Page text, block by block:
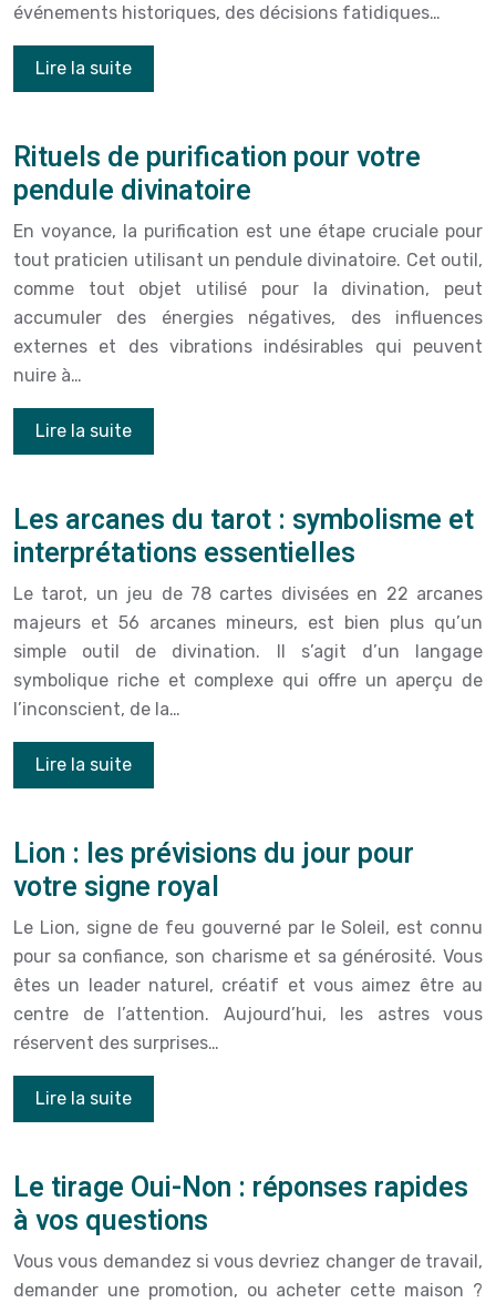
événements historiques, des décisions fatidiques…
Lire la suite
Rituels de purification pour votre
pendule divinatoire
En voyance, la purification est une étape cruciale pour
tout praticien utilisant un pendule divinatoire. Cet outil,
comme tout objet utilisé pour la divination, peut
accumuler des énergies négatives, des influences
externes et des vibrations indésirables qui peuvent
nuire à…
Lire la suite
Les arcanes du tarot : symbolisme et
interprétations essentielles
Le tarot, un jeu de 78 cartes divisées en 22 arcanes
majeurs et 56 arcanes mineurs, est bien plus qu’un
simple outil de divination. Il s’agit d’un langage
symbolique riche et complexe qui offre un aperçu de
l’inconscient, de la…
Lire la suite
Lion : les prévisions du jour pour
votre signe royal
Le Lion, signe de feu gouverné par le Soleil, est connu
pour sa confiance, son charisme et sa générosité. Vous
êtes un leader naturel, créatif et vous aimez être au
centre de l’attention. Aujourd’hui, les astres vous
réservent des surprises…
Lire la suite
Le tirage Oui-Non : réponses rapides
à vos questions
Vous vous demandez si vous devriez changer de travail,
demander une promotion, ou acheter cette maison ?